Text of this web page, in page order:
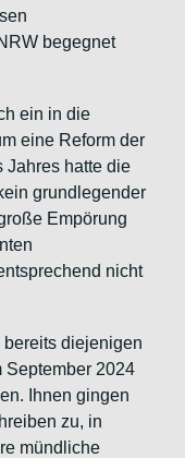
begegnet
ein in die
eine Reform der
Jahres hatte die
grundlegender
Empörung
nicht
diejenigen
September 2024
Ihnen gingen
zu, in
mündliche